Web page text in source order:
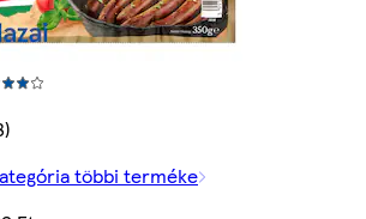
többi terméke